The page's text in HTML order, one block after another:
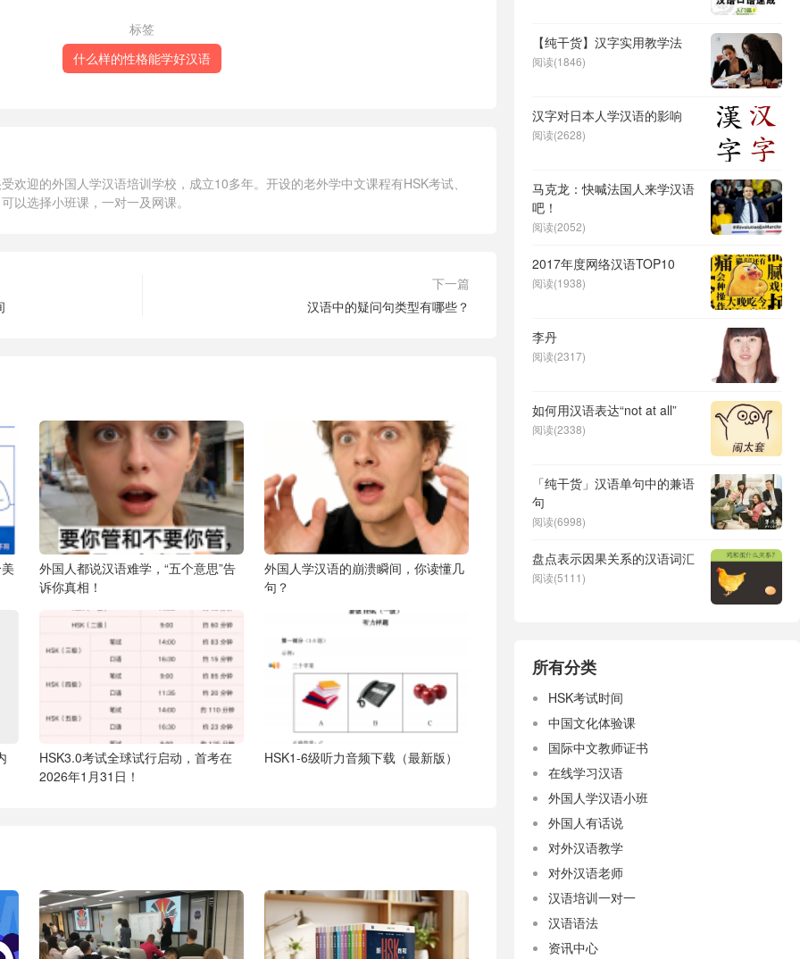
标签
什么样的性格能学好汉语
欢迎的外国人学汉语培训学校，成立10多年。开设的老外学中文课程有HSK考试、
以选择小班课，一对一及网课。
下一篇
汉语中的疑问句类型有哪些？
外国人都说汉语难学，“五个意思”告
诉你真相！
外国人学汉语的崩溃瞬间，你读懂几
句？
HSK3.0考试全球试行启动，首考在
2026年1月31日！
HSK1-6级听力音频下载（最新版）
【纯干货】汉字实用教学法
阅读(1846)
汉字对日本人学汉语的影响
阅读(2628)
马克龙：快喊法国人来学汉语
吧！
阅读(2052)
2017年度网络汉语TOP10
阅读(1938)
李丹
阅读(2317)
如何用汉语表达“not at all”
阅读(2338)
「纯干货」汉语单句中的兼语
句
阅读(6998)
盘点表示因果关系的汉语词汇
阅读(5111)
所有分类
HSK考试时间
中国文化体验课
国际中文教师证书
在线学习汉语
外国人学汉语小班
外国人有话说
对外汉语教学
对外汉语老师
汉语培训一对一
汉语语法
资讯中心